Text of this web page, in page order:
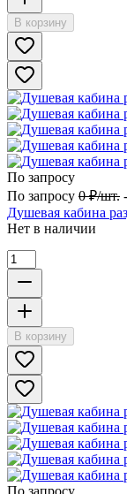
В корзину
По запросу
По запросу 0 ₽/шт.
Душевая кабина
Нет в наличии
В корзину